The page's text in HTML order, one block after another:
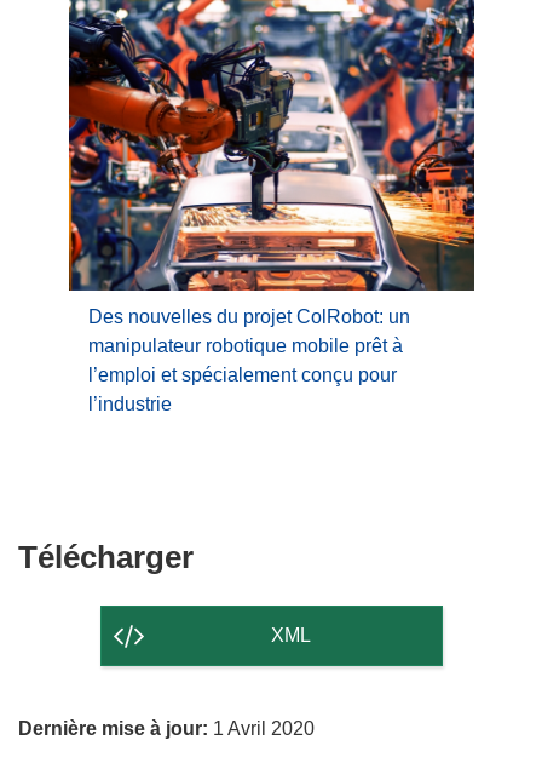
horizons
Des nouvelles du projet ColRobot: un
manipulateur robotique mobile prêt à
l’emploi et spécialement conçu pour
l’industrie
TéléchargerTélécharger
contenu
de
page
XML
Dernière mise à jour: 1 Avril 2020